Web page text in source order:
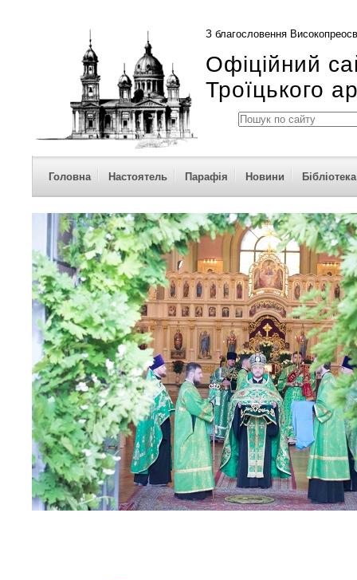
З благословення
Офіційний
Троїцького
Головна Настоятель Парафія Новини Бібліотека